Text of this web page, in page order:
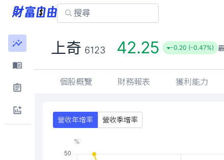
上奇 6123
個股概覽 財務報表 獲利能力
營收年增率 營收季增率